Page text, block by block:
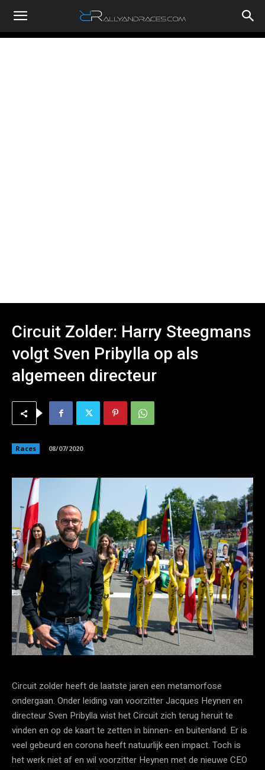
RallyandRaces.com
Circuit Zolder: Harry Steegmans
volgt Sven Pribylla op als
algemeen directeur
Races 08/07/2020
Circuit zolder heeft de laatste jaren een metamorfose
ondergaan. Onder leiding van voorzitter Jacques Heynen en
directeur Sven Pribylla wist het Circuit zich terug heruit te
vinden en op de kaart te zetten in binnen- en buitenland. Er is
veel gebeurd en corona heeft natuurlijk een impact. Toch is
het werk niet af en wil voorzitter Heynen met de nieuwe CEO